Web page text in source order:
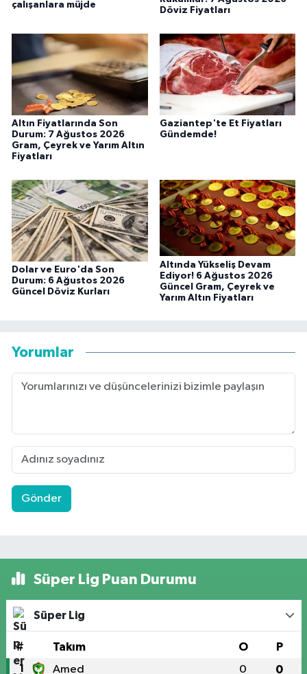
çalışanlara müjde
Döviz Fiyatları
Altın Fiyatlarında Son
Durum: 7 Ağustos 2026
Gram, Çeyrek ve Yarım Altın
Fiyatları
Gaziantep'te Et Fiyatları
Gündemde!
Dolar ve Euro'da Son
Durum: 6 Ağustos 2026
Güncel Döviz Kurları
Altında Yükseliş Devam
Ediyor! 6 Ağustos 2026
Güncel Gram, Çeyrek ve
Yarım Altın Fiyatları
Yorumlar
Gönder
Süper Lig Puan Durumu
Süper Lig
# Takım O P
1 Amed 0 0